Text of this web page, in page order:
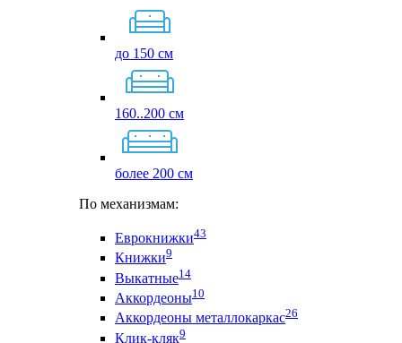
до 150 см
160..200 см
более 200 см
По механизмам:
Еврокнижки43
Книжки9
Выкатные14
Аккордеоны10
Аккордеоны металлокаркас26
Клик-кляк9